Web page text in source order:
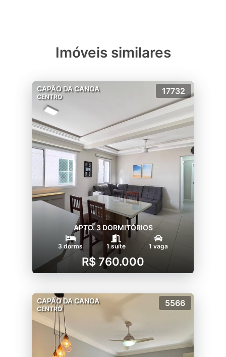
Imóveis similares
CAPÃO DA CANOA
CENTRO
17732
APTO. 3 DORMITÓRIOS
3 dorms 1 suíte 1 vaga
R$ 760.000
CAPÃO DA CANOA
CENTRO
5566